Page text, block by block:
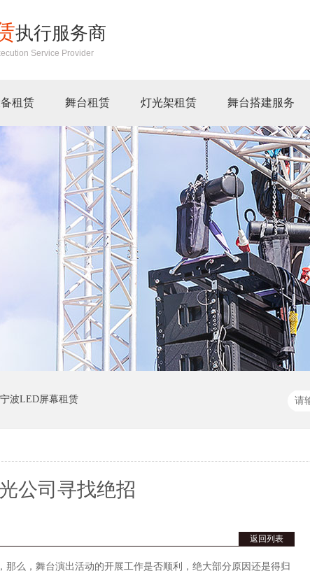
执行服务商
Service Provider
租赁 舞台租赁 灯光架租赁 舞台搭建服务
宁波LED屏幕租赁
公司寻找绝招
返回列表
么，舞台演出活动的开展工作是否顺利，绝大部分原因还是得归